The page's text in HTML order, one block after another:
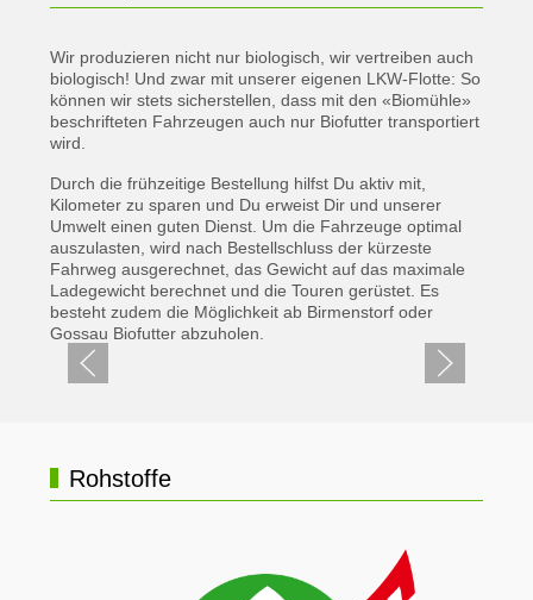
Wir produzieren nicht nur biologisch, wir vertreiben auch
biologisch! Und zwar mit unserer eigenen LKW-Flotte: So
können wir stets sicherstellen, dass mit den «Biomühle»
beschrifteten Fahrzeugen auch nur Biofutter transportiert
wird.
Durch die frühzeitige Bestellung hilfst Du aktiv mit,
Kilometer zu sparen und Du erweist Dir und unserer
Umwelt einen guten Dienst. Um die Fahrzeuge optimal
auszulasten, wird nach Bestellschluss der kürzeste
Fahrweg ausgerechnet, das Gewicht auf das maximale
Ladegewicht berechnet und die Touren gerüstet. Es
besteht zudem die Möglichkeit ab Birmenstorf oder
Gossau Biofutter abzuholen.
Rohstoffe